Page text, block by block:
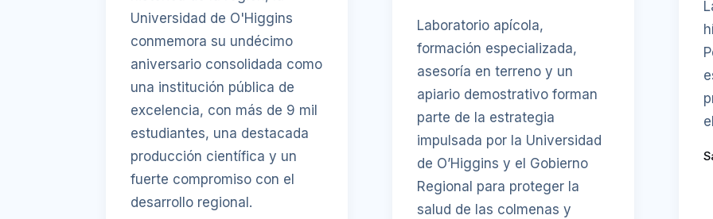
Universidad de O'Higgins
conmemora su undécimo
aniversario consolidada como
una institución pública de
excelencia, con más de 9 mil
estudiantes, una destacada
producción científica y un
fuerte compromiso con el
desarrollo regional.
Laboratorio apícola,
formación especializada,
asesoría en terreno y un
apiario demostrativo forman
parte de la estrategia
impulsada por la Universidad
de O’Higgins y el Gobierno
Regional para proteger la
salud de las colmenas y